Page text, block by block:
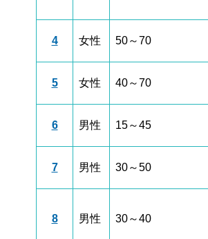
4 女性 50～70
5 女性 40～70
6 男性 15～45
7 男性 30～50
8 男性 30～40